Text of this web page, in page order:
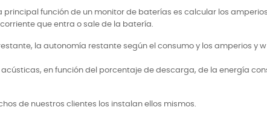
principal función de un monitor de baterías es calcular los
que entra o sale de la batería.
la autonomía restante según el consumo y los amperios y
en función del porcentaje de descarga, de la energía
de nuestros clientes los instalan ellos mismos.